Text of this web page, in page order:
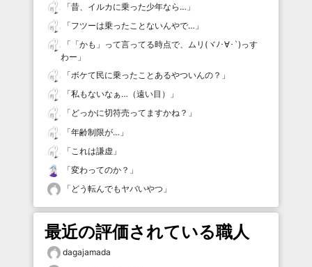
「昔、イルカに乗った少年なら… 」
「フツーは乗ったことないんやで… 」
「 「かも」って言ってる時点で、ムリ(ヾﾉ･∀･`)っす
わー 」
「ボケて民に乗ったことあるやついんの？ 」
「私もないなぁ…（遠い目）
」
「 どっかに切符売ってますかね？ 」
「年齢制限が… 」
「 これは謙虚 」
「変わってのか？ 」
「 どう転んでもヤバいやつ 」
最近の評価されている職人
dagajamada